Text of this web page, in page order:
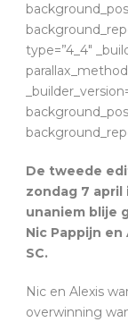
type=”4_4″
De tweede
zondag 7 april
unaniem blije
Nic Pappijn en
SC.
Nic en Alexis
overwinning